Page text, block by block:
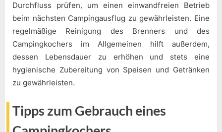
Durchfluss prüfen, um einen einwandfreien Betrieb
beim nächsten Campingausflug zu gewährleisten. Eine
regelmäßige Reinigung des Brenners und des
Campingkochers im Allgemeinen hilft außerdem,
dessen Lebensdauer zu erhöhen und stets eine
hygienische Zubereitung von Speisen und Getränken
zu gewährleisten.
Tipps zum Gebrauch eines